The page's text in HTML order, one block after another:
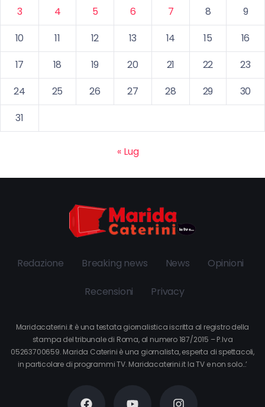
3
4 5 6 7 8
9
10
11 12 13 14 15
16
17
18 19 20 21 22
23
24
25 26 27 28 29
30
31
« Lug
Redazione Breaking news News Opinioni
Recensioni Privacy
Maridacaterini.it è una testata giornalistica iscritta al registro della
stampa del tribunale di Roma, al numero 187/2015 – P.Iva
05263700659. Marida Caterini è una giornalista, esperta di spettacoli,
in particolare di programmi TV. Maridacaterini.it la TV e non solo…’